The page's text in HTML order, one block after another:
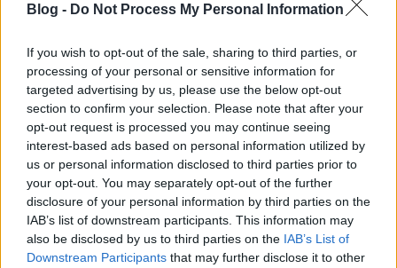
Blog - Do Not Process My Personal Information
If you wish to opt-out of the sale, sharing to third parties, or
processing of your personal or sensitive information for
targeted advertising by us, please use the below opt-out
section to confirm your selection. Please note that after your
opt-out request is processed you may continue seeing
interest-based ads based on personal information utilized by
us or personal information disclosed to third parties prior to
your opt-out. You may separately opt-out of the further
disclosure of your personal information by third parties on the
IAB’s list of downstream participants. This information may
also be disclosed by us to third parties on the IAB’s List of
Downstream Participants that may further disclose it to other
Temetés a tengeren - Clipper Round
the World Yacht Race
2016. április 07.
A verseny orvosának iránymutatásait követve, a
Tengerészeti Hatóságokkal konzultálva, illetve
egyeztetve Sarah élettársával, barátaival, családjával